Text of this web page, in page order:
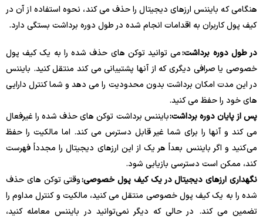
هنگامی که بایننس ارزهای دیجیتال را حذف می کند، نحوه استفاده از آن در
کیف پول کاربران به اقدامات انجام شده در طول دوره برداشت بستگی دارد.
در طول دوره برداشت:می توانید توکن های حذف شده را به یک کیف پول
خصوصی یا صرافی دیگری که از آنها پشتیبانی می کند منتقل کنید. بایننس
در این مدت امکان برداشت بدون محدودیت را می دهد و شما کنترل دارایی
های خود را حفظ می کنید.
پس از پایان دوره برداشت:بایننس برداشت توکن های حذف شده را غیرفعال
می کند و آنها را برای شما غیر قابل دسترس می کند. اما مالکیت را حفظ
می‌کنید و اگر بایننس بعداً هر یک از این ارزهای دیجیتال را مجدداً فهرست
کند، ممکن است دسترسی بازیابی شود.
نگهداری ارزهای دیجیتال در یک کیف پول خصوصی:وقتی توکن های حذف
شده را به یک کیف پول خصوصی منتقل می کنید، مالکیت و کنترل مداوم را
تضمین می کند. در حالی که دیگر نمی‌توانید در بایننس معامله کنید،